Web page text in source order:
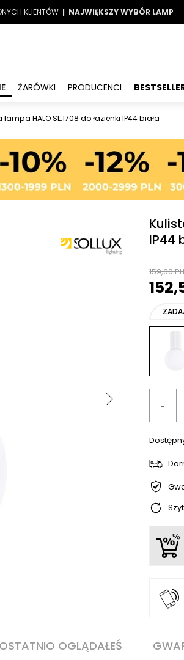
LATO7
KLIENTÓW | NAJWIĘKSZY WYBÓR LAMP
| |
ŻARÓWKI PRODUCENCI
HALO SL.1708 do łazienki IP44 biała
IP44
159,00
-
OSTATNIO OGLĄDAŁEŚ